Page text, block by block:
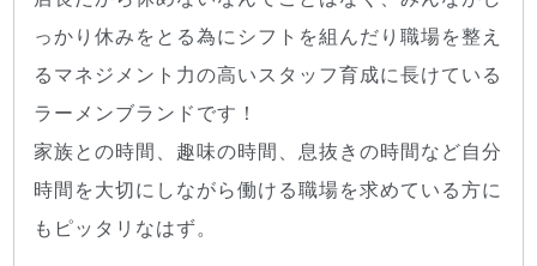
っかり休みをとる為にシフトを組んだり職場を整え
るマネジメント力の高いスタッフ育成に長けている
ラーメンブランドです！
家族との時間、趣味の時間、息抜きの時間など自分
時間を大切にしながら働ける職場を求めている方に
もピッタリなはず。